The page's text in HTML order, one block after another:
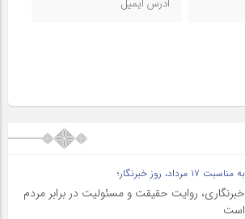
به مناسبت ۱۷ مرداد، روز خبرنگار؛
خبرنگاری، روایت حقیقت و مسئولیت‌ در برابر مردم
است